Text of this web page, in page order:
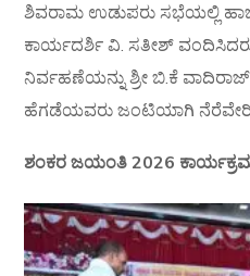
ಶಿವರಾಮ ಉಡುಪರು ಸಭೆಯಲ್ಲಿ
ಕಾರ್ಯದರ್ಶಿ ವಿ. ಸತೀಶ್
ನಿರ್ವಹಣೆಯನ್ನು ಶ್ರೀ ಬಿ.ಕೆ ವಾದಿರಾಜ್
ಹೆಗಡೆಯವರು ಜಂಟಿಯಾಗಿ
ಶಂಕರ ಜಯಂತಿ 2026